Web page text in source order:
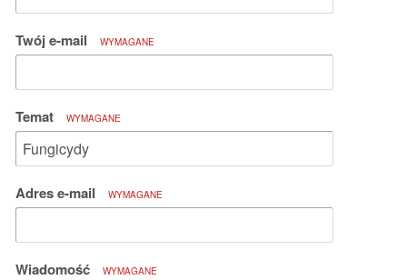
Twój e-mail WYMAGANE
Temat WYMAGANE
Adres e-mail WYMAGANE
Wiadomość WYMAGANE